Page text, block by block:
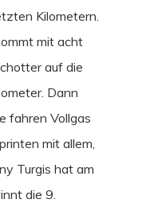
Kilometern.
mit acht
auf die
Dann
fahren Vollgas
mit allem,
Turgis hat am
die 9.